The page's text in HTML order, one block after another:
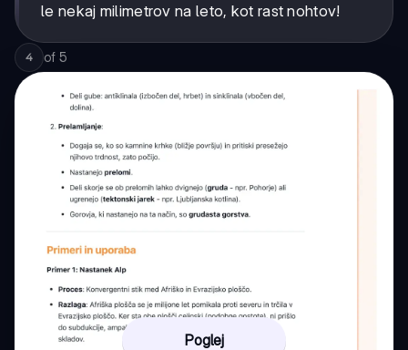
le nekaj milimetrov na leto, kot rast nohtov!
4 of 5
Poglej